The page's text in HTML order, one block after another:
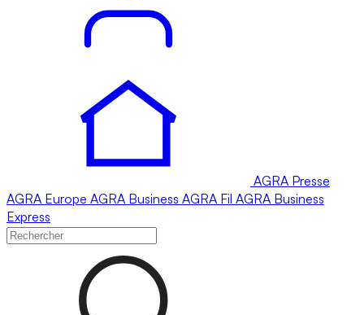
AGRA Presse
AGRA Europe AGRA Business AGRA Fil AGRA Business
Express